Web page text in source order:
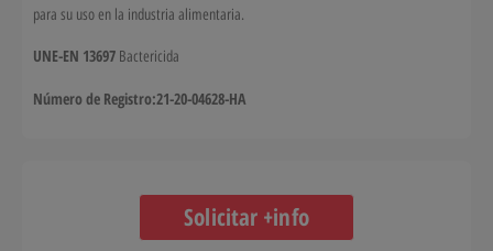
para su uso en la industria alimentaria.
UNE-EN 13697 Bactericida
Número de Registro:21-20-04628-HA
Solicitar +info